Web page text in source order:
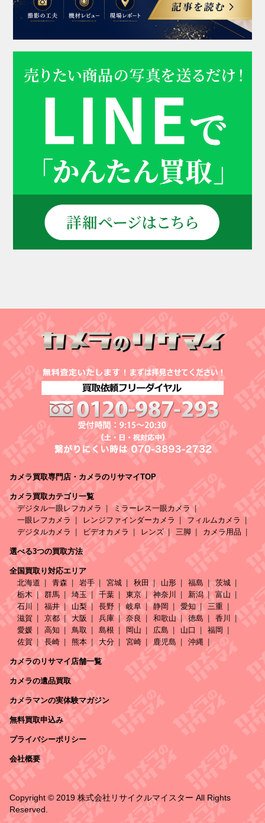
カメラ買取専門店・カメラのリサマイTOP
カメラ買取カテゴリ一覧
デジタル一眼レフカメラ
ミラーレス一眼カメラ
一眼レフカメラ
レンジファインダーカメラ
フィルムカメラ
デジタルカメラ
ビデオカメラ レンズ 三脚 カメラ用品
選べる3つの買取方法
全国買取り対応エリア
北海道
青森 岩手 宮城 秋田 山形 福島
茨城
栃木
群馬 埼玉 千葉 東京 神奈川 新潟
富山
石川
福井 山梨 長野 岐阜 静岡 愛知
三重
滋賀
京都 大阪 兵庫 奈良 和歌山 徳島
香川
愛媛
高知 鳥取 島根 岡山 広島 山口
福岡
佐賀
長崎 熊本 大分 宮崎 鹿児島 沖縄
カメラのリサマイ店舗一覧
カメラの遺品買取
カメラマンの実体験マガジン
無料買取申込み
プライバシーポリシー
会社概要
Copyright © 2019 株式会社リサイクルマイスター All Rights
Reserved.